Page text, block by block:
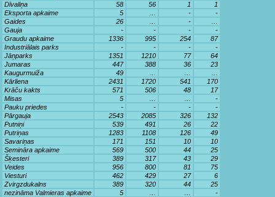
Dīvaliņa
58 56 1
1
Eksporta apkaime
5 … -
-
Gaides
26 … -
…
Gauja
- - -
-
Graudu apkaime
1336 995 254
87
Industriālais parks
- - -
-
Jāņparks
1351 1210 77
64
Jumaras
447 388 36
23
Kaugurmuiža
49 … …
…
Kārliena
2431 1720 541
170
Krāču kakts
571 506 48
17
Misas
5 … …
-
Pauku priedes
- - -
-
Pārgauja
2543 2085 326
132
Putniņi
539 491 26
22
Putriņas
1283 1108 126
49
Savariņas
171 151 10
10
Semināra apkaime
569 500 44
25
Šķesteri
389 317 43
29
Veides
956 800 81
75
Viesturi
462 429 27
6
Zvirgzdukalns
389 320 44
25
nezināma Valmieras apkaime
5 … …
-